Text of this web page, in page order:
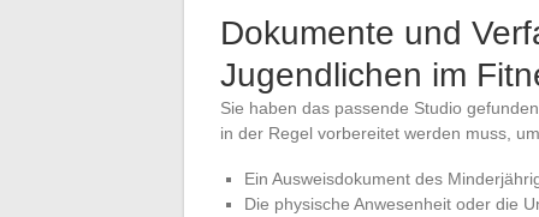
Dokumente und
Jugendlichen im
Sie haben das passende Studio
in der Regel vorbereitet werden muss,
Ein Ausweisdokument des
Die physische Anwesenheit oder die